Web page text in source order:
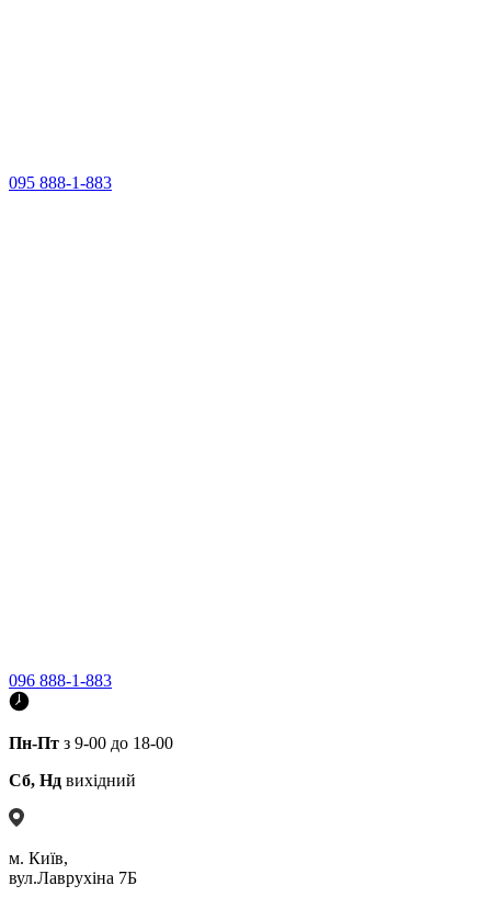
095 888-1-883
096 888-1-883
Пн-Пт з 9-00 до 18-00
Сб, Нд вихідний
м. Київ,
вул.Лаврухіна 7Б